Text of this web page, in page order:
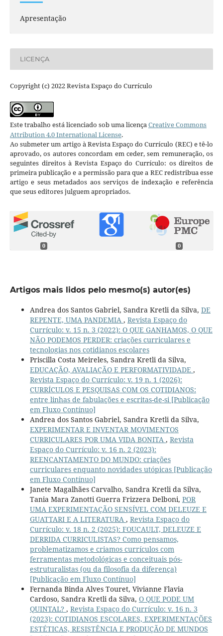
Apresentação
LICENÇA
Copyright (c) 2022 Revista Espaço do Currículo
Este trabalho está licenciado sob uma licença Creative Commons
Attribution 4.0 International License.
Ao submeter um artigo à Revista Espaço do Currículo (REC) e tê-lo
aprovado, os autores concordam em ceder, sem remuneração, os
seguintes direitos à Revista Espaço do Currículo: os direitos de
primeira publicação e a permissão para que a REC redistribua esse
artigo e seus metadados aos serviços de indexação e referência
que seus editores julguem apropriados.
0 0
Artigos mais lidos pelo mesmo(s) autor(es)
Andrea dos Santos Gabriel, Sandra Kretli da Silva, DE
REPENTE, UMA PANDEMIA , Revista Espaço do
Currículo: v. 15 n. 3 (2022): O QUE GANHAMOS, O QUE
NÃO PODEMOS PERDER: criações curriculares e
tecnologias nos cotidianos escolares
Priscilla Costa Meireles, Sandra Kretli da Silva,
EDUCAÇÃO, AVALIAÇÃO E PERFORMATIVIDADE ,
Revista Espaço do Currículo: v. 19 n. 1 (2026):
CURRÍCULOS E PESQUISAS COM OS COTIDIANOS:
entre linhas de fabulações e escritas-de-si [Publicação
em Fluxo Contínuo]
Andrea dos Santos Gabriel, Sandra Kretli da Silva,
EXPERIMENTAR E INVENTAR MOVIMENTOS
CURRICULARES POR UMA VIDA BONITA , Revista
Espaço do Currículo: v. 16 n. 2 (2023):
REENCANTAMENTO DO MUNDO: criações
curriculares enquanto novidades utópicas [Publicação
em Fluxo Contínuo]
Janete Magalhães Carvalho, Sandra Kretli da Silva,
Tania Mara Zanotti Guerra Frizzera Delboni, POR
UMA EXPERIMENTAÇÃO SENSÍVEL COM DELEUZE E
GUATTARI E A LITERATURA , Revista Espaço do
Currículo: v. 18 n. 2 (2025): FOUCAULT, DELEUZE E
DERRIDA CURRICULISTAS? Como pensamos,
problematizamos e criamos currículos com
ferramentas metodológicas e conceituais pós-
estruturalistas (ou da filosofia da diferença)
[Publicação em Fluxo Contínuo]
Fernanda Binda Alves Touret, Vivianne Flavia
Cardoso, Sandra Kretli da Silva, O QUE PODE UM
QUINTAL? , Revista Espaço do Currículo: v. 16 n. 3
(2023): COTIDIANOS ESCOLARES, EXPERIMENTAÇÕES
ESTÉTICAS, RESISTÊNCIA E PRODUÇÃO DE MUNDOS